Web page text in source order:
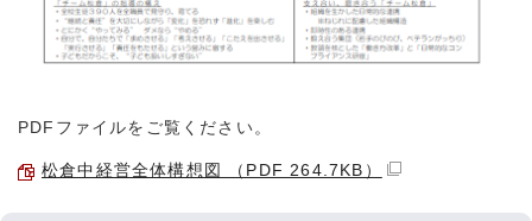
PDFファイルをご覧ください。
松倉中経営全体構想図 （PDF 264.7KB）